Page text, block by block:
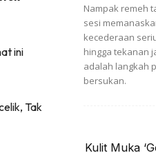
dan info menarik. Free jer!
ini
Tak
Nampak remeh
sesi
kecederaan
hingga tekanan
adalah langkah
bersukan.
Kulit Muka